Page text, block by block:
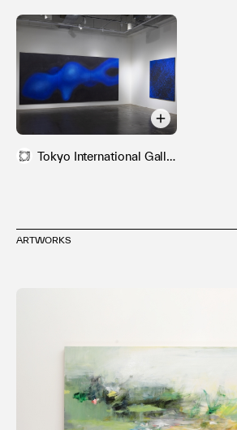
＜主なグループ展＞
2024 くぎを打つ(打たれる) (Pool Side
2024 Silent Resonance (Galerie Lulla
2023 茫洋／波打つリズム (GALLERY
BRIDGE / 東京)
2023 絵の律 (biscuit gallery
川)
2024 Art OnO Seoul (SETEC / ソウル /
＜受賞歴＞
2022 京都芸術大学 大学院修了展
2021 ターナーアワード2020 入選
Tokyo International Gallery
ARTWORKS